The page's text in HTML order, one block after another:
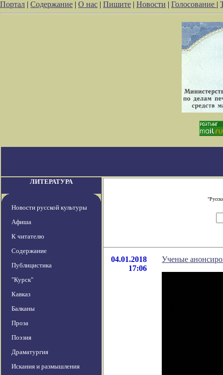
Портал | Содержание | О нас | Пишите | Новости | Голосование |
ЛИТЕРАТУРА
Новости русской культуры
Афиша
К читателю
Содержание
Публицистика
"Курск"
Кавказ
Балканы
Проза
Поэзия
Драматургия
Искания и размышления
04.01.2018
17:06
Ученые